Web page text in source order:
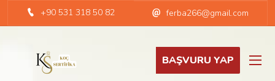
+90 531 318 50 82 ferba266@gmail.com
BAŞVURU YAP